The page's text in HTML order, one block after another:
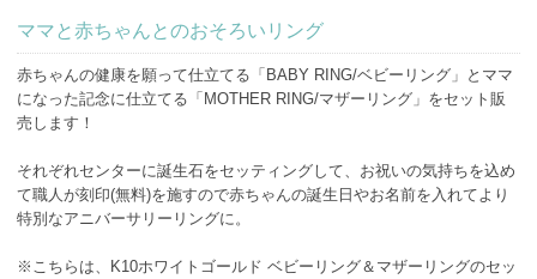
ママと赤ちゃんとのおそろいリング
赤ちゃんの健康を願って仕立てる「BABY RING/ベビーリング」とママ
になった記念に仕立てる「MOTHER RING/マザーリング」をセット販
売します！
それぞれセンターに誕生石をセッティングして、お祝いの気持ちを込め
て職人が刻印(無料)を施すので赤ちゃんの誕生日やお名前を入れてより
特別なアニバーサリーリングに。
※こちらは、K10ホワイトゴールド ベビーリング＆マザーリングのセッ